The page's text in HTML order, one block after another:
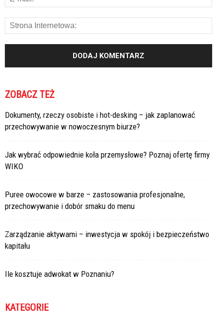
ZOBACZ TEŻ
Dokumenty, rzeczy osobiste i hot-desking – jak zaplanować
przechowywanie w nowoczesnym biurze?
Jak wybrać odpowiednie koła przemysłowe? Poznaj ofertę firmy
WIKO
Puree owocowe w barze – zastosowania profesjonalne,
przechowywanie i dobór smaku do menu
Zarządzanie aktywami – inwestycja w spokój i bezpieczeństwo
kapitału
Ile kosztuje adwokat w Poznaniu?
KATEGORIE